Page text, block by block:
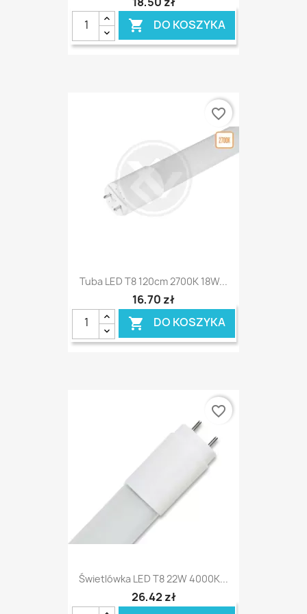
 DO KOSZYKA
Tuba LED T8 120cm 2700K 18W...
16,70 zł
 DO KOSZYKA
favorite_border
Świetlówka LED T8 22W 4000K...
26,42 zł
favorite_border